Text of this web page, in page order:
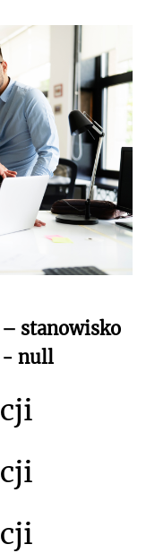
stanowisko
- null